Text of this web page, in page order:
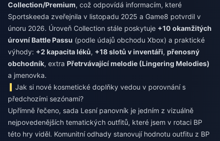
Collection/Premium, což odpovídá informacím, které
Sportskeeda zveřejnila v listopadu 2025 a Game8 potvrdil v
únoru 2026. Úroveň Collection stále poskytuje +10 okamžitých
úrovní Battle Passu (podle údajů obchodu Xbox) a praktické
výhody: +2 kapacita léků, +18 slotů v inventáři, přenosný
obchodník, extra Přetrvávající melodie (Lingering Melodies)
a jmenovka.
Jak si nové kosmetické doplňky vedou v porovnání s
předchozími sezónami?
Upřímně řečeno, sada Lesní panovník je jedním z vizuálně
nejpovedenějších tematických outfitů, které jsem v rotaci BP
této hry viděl. Komunitní odhady stanovují hodnotu outfitu z BP